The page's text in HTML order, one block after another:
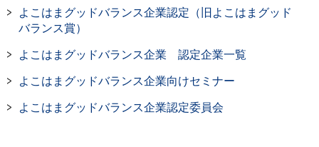
よこはまグッドバランス企業認定（旧よこはまグッド
バランス賞）
よこはまグッドバランス企業 認定企業一覧
よこはまグッドバランス企業向けセミナー
よこはまグッドバランス企業認定委員会